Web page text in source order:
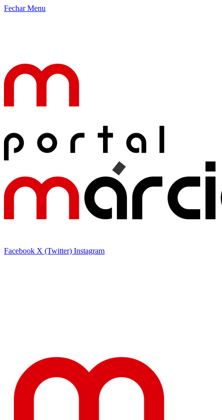
Fechar Menu
Facebook X (Twitter) Instagram